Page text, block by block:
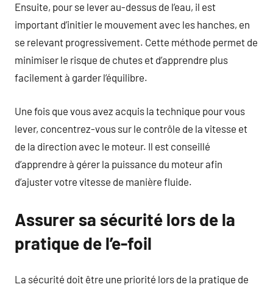
Ensuite, pour se lever au-dessus de l’eau, il est
important d’initier le mouvement avec les hanches, en
se relevant progressivement. Cette méthode permet de
minimiser le risque de chutes et d’apprendre plus
facilement à garder l’équilibre.
Une fois que vous avez acquis la technique pour vous
lever, concentrez-vous sur le contrôle de la vitesse et
de la direction avec le moteur. Il est conseillé
d’apprendre à gérer la puissance du moteur afin
d’ajuster votre vitesse de manière fluide.
Assurer sa sécurité lors de la
pratique de l’e-foil
La sécurité doit être une priorité lors de la pratique de